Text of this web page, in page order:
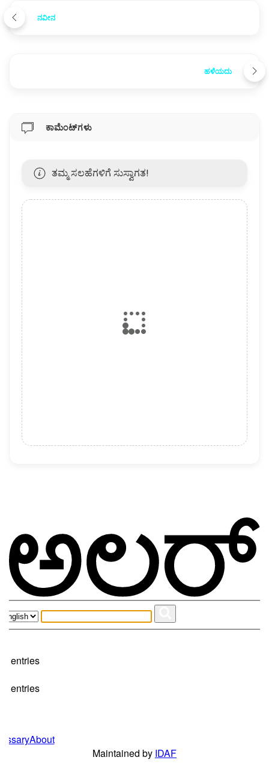
ನವೀನ
ಹಳೆಯದು
ಕಾಮೆಂಟ್‌ಗಳು
ತಮ್ಮ ಸಲಹೆಗಳಿಗೆ ಸುಸ್ವಾಗತ!